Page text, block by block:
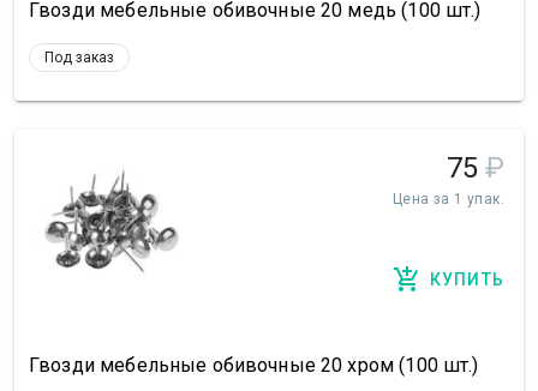
Гвозди мебельные обивочные 20 медь (100 шт.)
Под заказ
75 ₽
Цена за 1 упак.
КУПИТЬ
Гвозди мебельные обивочные 20 хром (100 шт.)